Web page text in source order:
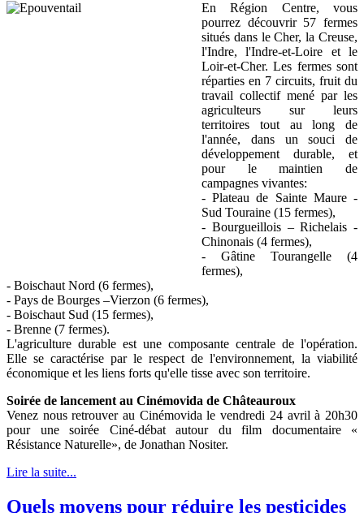
En Région Centre, vous
pourrez découvrir 57 fermes
situés dans le Cher, la Creuse,
l'Indre, l'Indre-et-Loire et le
Loir-et-Cher. Les fermes sont
réparties en 7 circuits, fruit du
travail collectif mené par les
agriculteurs sur leurs
territoires tout au long de
l'année, dans un souci de
développement durable, et
pour le maintien de
campagnes vivantes:
- Plateau de Sainte Maure -
Sud Touraine (15 fermes),
- Bourgueillois – Richelais -
Chinonais (4 fermes),
- Gâtine Tourangelle (4
fermes),
- Boischaut Nord (6 fermes),
- Pays de Bourges –Vierzon (6 fermes),
- Boischaut Sud (15 fermes),
- Brenne (7 fermes).
L'agriculture durable est une composante centrale de l'opération.
Elle se caractérise par le respect de l'environnement, la viabilité
économique et les liens forts qu'elle tisse avec son territoire.
Soirée de lancement au Cinémovida de Châteauroux
Venez nous retrouver au Cinémovida le vendredi 24 avril à 20h30
pour une soirée Ciné-débat autour du film documentaire «
Résistance Naturelle», de Jonathan Nositer.
Lire la suite...
Quels moyens pour réduire les pesticides